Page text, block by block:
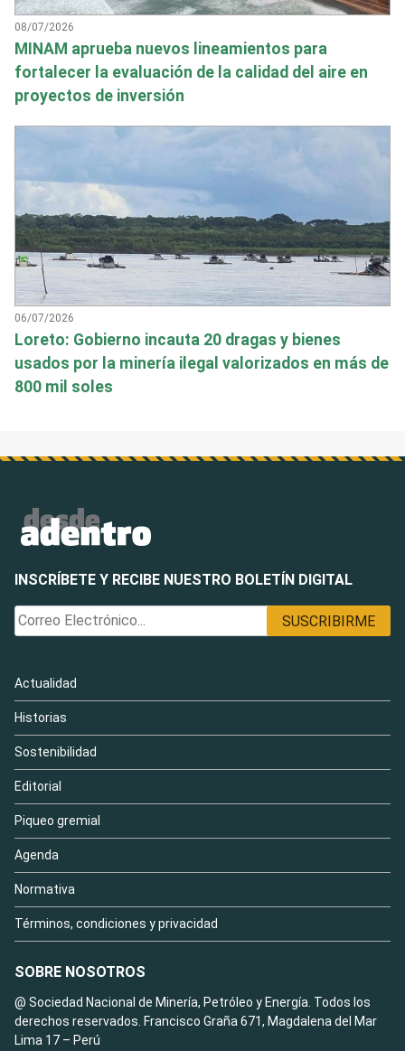
08/07/2026
MINAM aprueba nuevos lineamientos para
fortalecer la evaluación de la calidad del aire en
proyectos de inversión
06/07/2026
Loreto: Gobierno incauta 20 dragas y bienes
usados por la minería ilegal valorizados en más de
800 mil soles
INSCRÍBETE Y RECIBE NUESTRO BOLETÍN DIGITAL
Actualidad
Historias
Sostenibilidad
Editorial
Piqueo gremial
Agenda
Normativa
Términos, condiciones y privacidad
SOBRE NOSOTROS
@ Sociedad Nacional de Minería, Petróleo y Energía. Todos los
derechos reservados. Francisco Graña 671, Magdalena del Mar
Lima 17 – Perú